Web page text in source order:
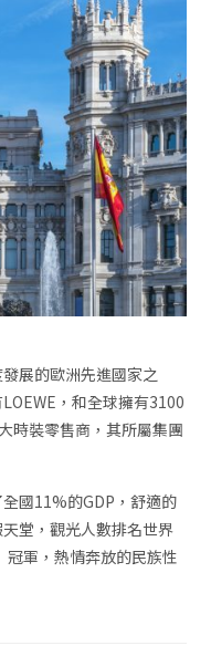
展的歐洲先進國家之
，和全球擁有3100
時裝零售商，其所屬集團
國11%的GDP，舒適的
堂，觀光人數排名世界
軍，熱情奔放的民族性